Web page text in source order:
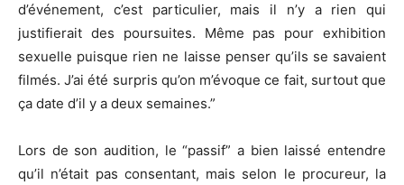
d’événement, c’est particulier, mais il n’y a rien qui
justifierait des poursuites. Même pas pour exhibition
sexuelle puisque rien ne laisse penser qu’ils se savaient
filmés. J’ai été surpris qu’on m’évoque ce fait, surtout que
ça date d’il y a deux semaines.”
Lors de son audition, le “passif” a bien laissé entendre
qu’il n’était pas consentant, mais selon le procureur, la